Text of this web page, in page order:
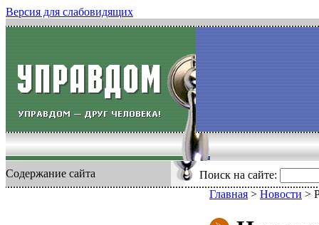
Версия для слабовидящих
Содержание сайта Поиск на сайте:
Главная > Новости >